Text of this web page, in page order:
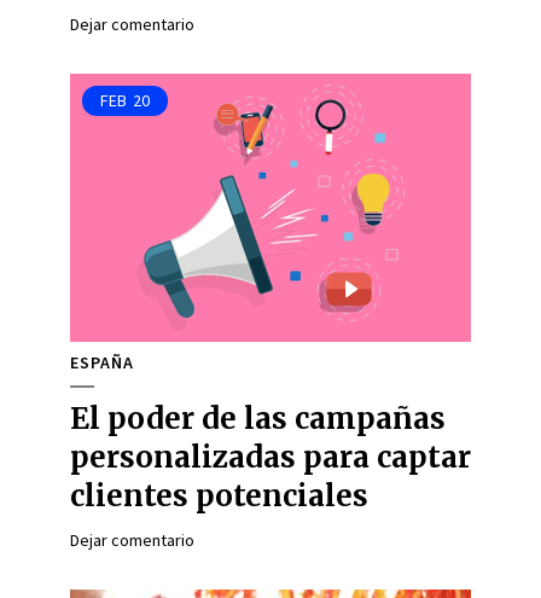
Dejar comentario
FEB 20
ESPAÑA
El poder de las campañas
personalizadas para captar
clientes potenciales
Dejar comentario